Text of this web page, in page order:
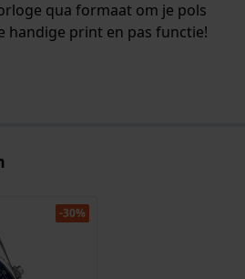
qua formaat om je pols
handige print en pas functie!
-30%